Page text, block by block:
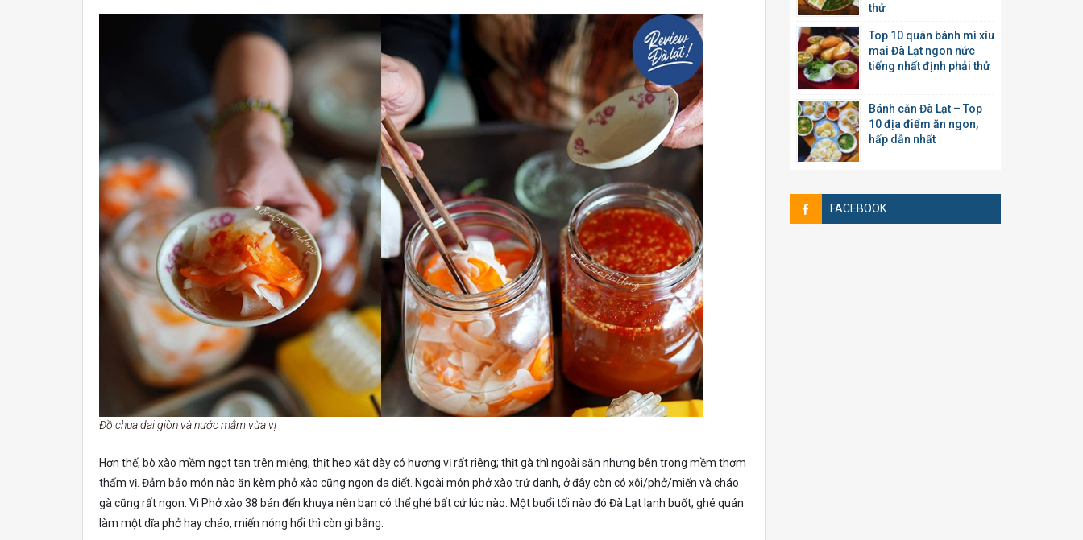
Đồ chua dai giòn và nước mắm vừa vị
Hơn thế, bò xào mềm ngọt tan trên miệng; thịt heo xắt dày có hương vị rất riêng; thịt gà thì ngoài săn nhưng bên trong mềm thơm
thấm vị. Đảm bảo món nào ăn kèm phở xào cũng ngon da diết. Ngoài món phở xào trứ danh, ở đây còn có xôi/phở/miến và cháo
gà cũng rất ngon. Vì Phở xào 38 bán đến khuya nên bạn có thể ghé bất cứ lúc nào. Một buổi tối nào đó Đà Lạt lạnh buốt, ghé quán
làm một dĩa phở hay cháo, miến nóng hổi thì còn gì bằng.
thử
Top 10 quán bánh mì xíu
mại Đà Lạt ngon nức
tiếng nhất định phải thử
Bánh căn Đà Lạt – Top
10 địa điểm ăn ngon,
hấp dẫn nhất
FACEBOOK